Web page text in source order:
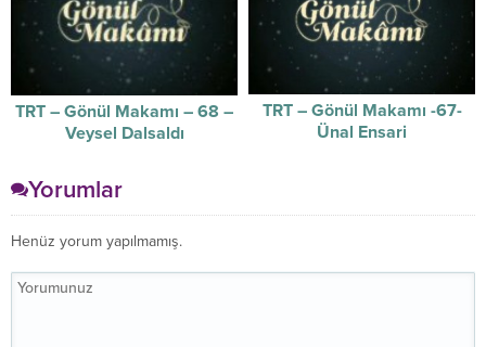
TRT – Gönül Makamı – 68 –
Veysel Dalsaldı
TRT – Gönül Makamı -67-
Ünal Ensari
Yorumlar
Henüz yorum yapılmamış.